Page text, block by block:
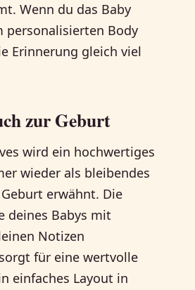
Wenn du das Baby
personalisierten Body
Erinnerung gleich viel
zur Geburt
wird ein hochwertiges
wieder als bleibendes
erwähnt. Die
deines Babys mit
Notizen
für eine wertvolle
einfaches Layout in